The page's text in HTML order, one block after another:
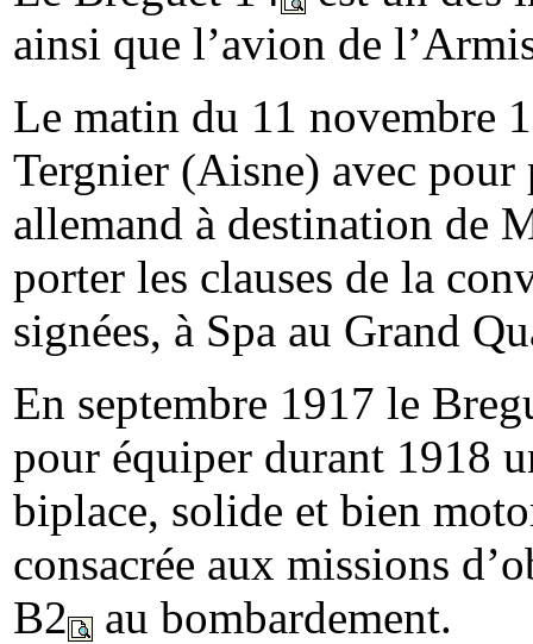
ainsi que l’avion de
Le matin du 11 novembre
Tergnier (Aisne) avec pour
allemand à destination de
porter les clauses de la
signées, à Spa au Grand
En septembre 1917 le
pour équiper durant 1918
biplace, solide et bien
consacrée aux missions
B2
au bombardement.